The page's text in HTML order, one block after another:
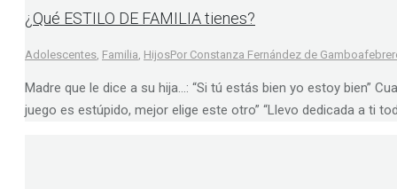
¿Qué ESTILO DE FAMILIA tienes?
Adolescentes, Familia, HijosPor Constanza Fernández de Gamboa
Madre que le dice a su hija…: “Si tú estás bien yo estoy bien”
juego es estúpido, mejor elige este otro” “Llevo dedicada a ti